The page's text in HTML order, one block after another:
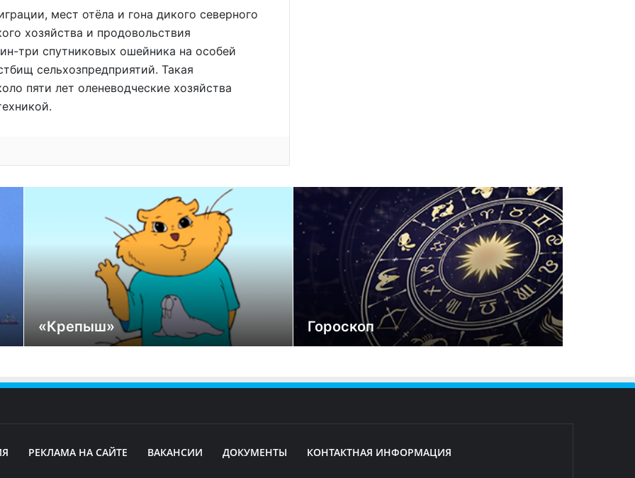
мест отёла и гона дикого северного
хозяйства и продовольствия
три спутниковых ошейника на особей
сельхозпредприятий. Такая
пяти лет оленеводческие хозяйства
«Крепыш» Гороскоп
РЕКЛАМА НА САЙТЕ ВАКАНСИИ ДОКУМЕНТЫ КОНТАКТНАЯ ИНФОРМАЦИЯ